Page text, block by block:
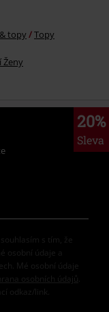
topy Topy
Ženy
20%
Sleva
s tím, že
osobní údaje a
Mé osobní údaje
osobních údajů
odkaz/link.